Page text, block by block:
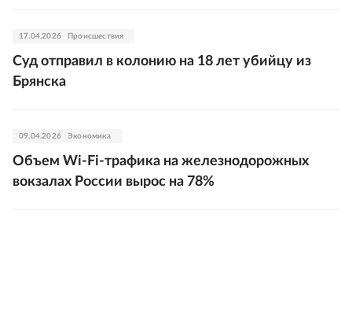
17.04.2026 Происшествия
Суд отправил в колонию на 18 лет убийцу из
Брянска
09.04.2026 Экономика
Объем Wi-Fi-трафика на железнодорожных
вокзалах России вырос на 78%